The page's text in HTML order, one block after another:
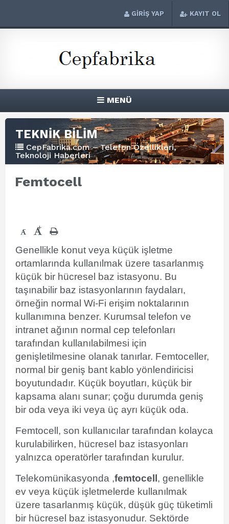
GİRİŞ YAP KAYIT OL
MENÜ
TEKNİK BİLİM
CepFabrika.com – Telefon Özellikleri,
Teknoloji Haberleri
Femtocell
- +
Genellikle konut veya küçük işletme
ortamlarında kullanılmak üzere tasarlanmış
küçük bir hücresel baz istasyonu. Bu
taşınabilir baz istasyonlarının faydaları,
örneğin normal Wi-Fi erişim noktalarının
kullanımına benzer. Kurumsal telefon ve
intranet ağının normal cep telefonları
tarafından kullanılabilmesi için
genişletilmesine olanak tanırlar. Femtoceller,
normal bir geniş bant kablo yönlendiricisi
boyutundadır. Küçük boyutları, küçük bir
kapsama alanı sunar; çoğu durumda geniş
bir oda veya iki veya üç ayrı küçük oda.
Femtocell, son kullanıcılar tarafından kolayca
kurulabilirken, hücresel baz istasyonları
yalnızca operatörler tarafından kurulur.
Telekomünikasyonda ,femtocell , genellikle
ev veya küçük işletmelerde kullanılmak
üzere tasarlanmış küçük, düşük güç tüketimli
bir hücresel baz istasyonudur. Sektörde